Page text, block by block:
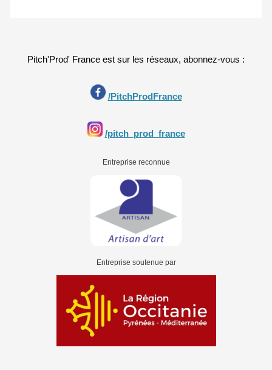
Pitch'Prod' France est sur les réseaux, abonnez-vous :
/PitchProdFrance
/pitch_prod_france
Entreprise reconnue
Entreprise soutenue par